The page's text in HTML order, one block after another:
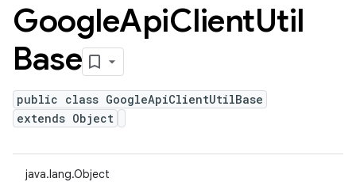
GoogleApiClientUtil
Base
public class GoogleApiClientUtilBase
extends Object
java.lang.Object